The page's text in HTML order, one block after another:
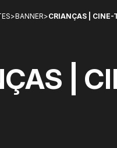
>BANNER>CRIANÇAS | CINE-
|